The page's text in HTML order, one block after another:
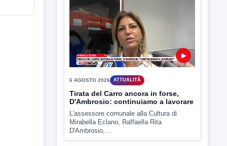
6 AGOSTO 2026 ATTUALITÀ
Tirata del Carro ancora in forse,
D'Ambrosio: continuiamo a lavorare
L'assessore comunale alla Cultura di
Mirabella Eclano, Raffaella Rita
D'Ambrosio,...